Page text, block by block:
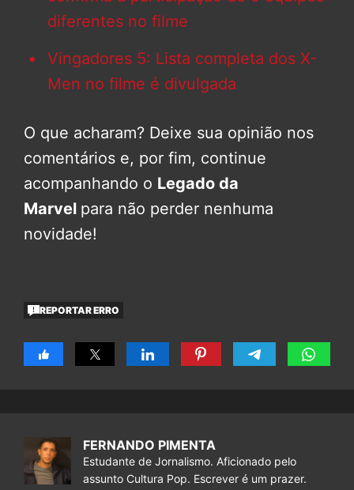
diferentes no filme
Vingadores 5: Lista completa dos X-
Men no filme é divulgada
O que acharam? Deixe sua opinião nos
comentários e, por fim, continue
acompanhando o Legado da
Marvel para não perder nenhuma
novidade!
REPORTAR ERRO
FERNANDO PIMENTA
Estudante de Jornalismo. Aficionado pelo
assunto Cultura Pop. Escrever é um prazer.